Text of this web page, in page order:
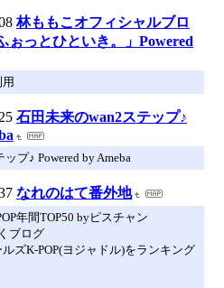
林ももこオフィシャルブロ
ぉっとひといき。」Powered
石田未来のwan2ステップ♪
プ♪ Powered by Ameba
なれのはて番外地
年間TOP50 byピスチャン
ブログ
ズK-POP(ヨジャドル)をランキング